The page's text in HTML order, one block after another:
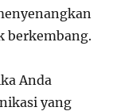
berkembang.
Anda
yang